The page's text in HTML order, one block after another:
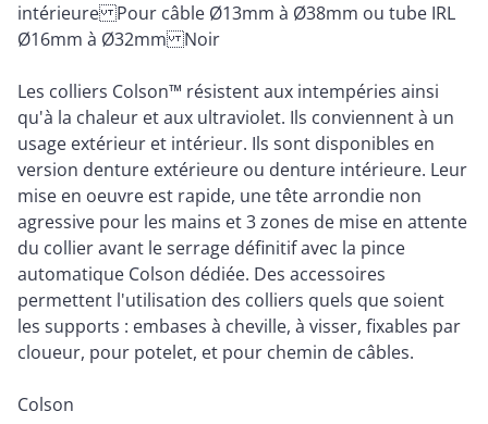
intérieure Pour câble Ø13mm à Ø38mm ou tube IRL
Ø16mm à Ø32mm Noir
Les colliers Colson™ résistent aux intempéries ainsi
qu'à la chaleur et aux ultraviolet. Ils conviennent à un
usage extérieur et intérieur. Ils sont disponibles en
version denture extérieure ou denture intérieure. Leur
mise en oeuvre est rapide, une tête arrondie non
agressive pour les mains et 3 zones de mise en attente
du collier avant le serrage définitif avec la pince
automatique Colson dédiée. Des accessoires
permettent l'utilisation des colliers quels que soient
les supports : embases à cheville, à visser, fixables par
cloueur, pour potelet, et pour chemin de câbles.
Colson